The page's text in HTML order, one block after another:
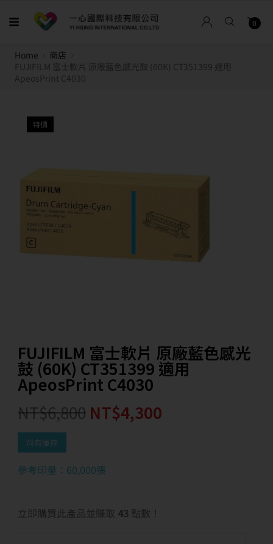
0
Home
商店
FUJIFILM 富士軟片 原廠藍色感光鼓 (60K) CT351399 適用
ApeosPrint C4030
特價
FUJIFILM 富士軟片 原廠藍色感光
鼓 (60K) CT351399 適用
ApeosPrint C4030
NT$6,800 NT$4,300
尚有庫存
參考印量： 60,000張
立即購買此產品並賺取 43 點數！